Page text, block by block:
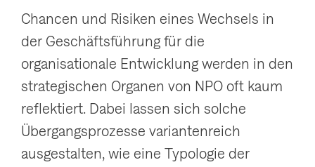
v
g
a
Chancen und Risiken eines Wechsels in
der Geschäftsführung für die
organisationale Entwicklung werden in den
strategischen Organen von NPO oft kaum
reflektiert. Dabei lassen sich solche
Übergangsprozesse variantenreich
ausgestalten, wie eine Typologie der